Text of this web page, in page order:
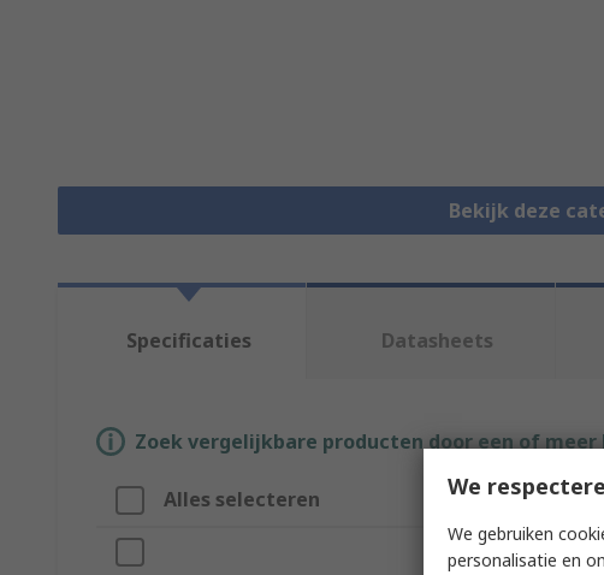
Bekijk deze
Specificaties Datasheets
Zoek vergelijkbare producten door een of
Alles selecteren Attribuut
Merk
We
We gebruiken
personalisatie en